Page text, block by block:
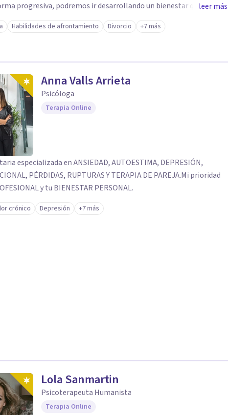
progresiva, podremos ir desarrollando un bienestar que surgirá
de las diferentes partes de la persona que a lo largo del tiempo
leer más
Habilidades de afrontamiento Divorcio +7 más
Anna Valls Arrieta
Psicóloga
Terapia Online
especializada en ANSIEDAD, AUTOESTIMA, DEPRESIÓN,
PÉRDIDAS, RUPTURAS Y TERAPIA DE PAREJA. ​Mi prioridad
y tu BIENESTAR PERSONAL.
crónico Depresión +7 más
Lola Sanmartin
Psicoterapeuta Humanista
Terapia Online